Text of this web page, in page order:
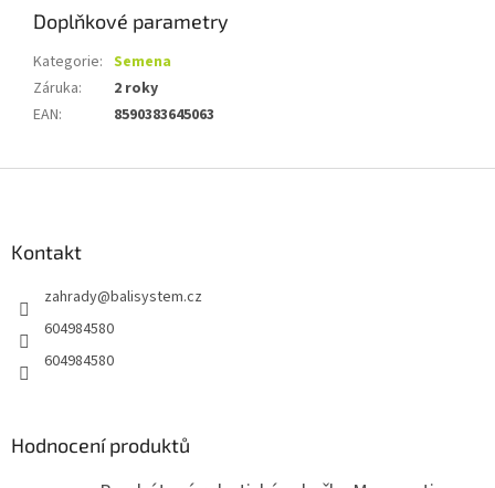
Doplňkové parametry
Kategorie: Semena
Záruka:
2 roky
EAN: 8590383645063
Kontakt
zahrady@balisystem.cz
604984580
604984580
Hodnocení produktů